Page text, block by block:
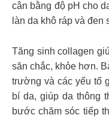
cân bằng độ pH cho
làn da khô ráp và đen
Tăng sinh collagen
săn chắc, khỏe hơn.
trường và các yếu tố
bí da, giúp da thông
bước chăm sóc tiếp